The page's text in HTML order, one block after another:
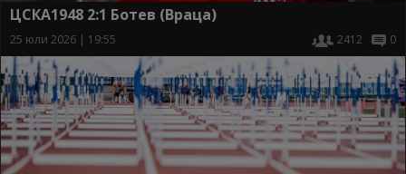
ЦСКА1948 2:1 Ботев (Враца)
25 юли 2026 | 19:55 2412 0